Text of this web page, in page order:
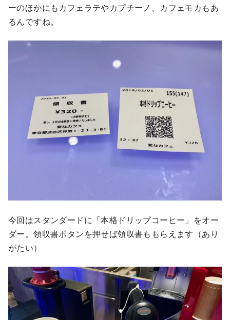
ーのほかにもカフェラテやカプチーノ、カフェモカもあ
るんですね。
今回はスタンダードに「本格ドリップコーヒー」をオー
ダー。領収書ボタンを押せば領収書ももらえます（あり
がたい）